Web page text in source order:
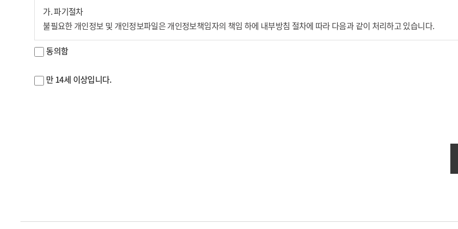
회는 회원이 등록한 정보가 부정한 것으로 처리할 수 있다.
③ 회원의 진정한 정보를 등록하지 않은 회원은 서비스 이용과 관련하여 아무런 권리를 주장할 수 없으며, 타인의 명의를 도용하여
령에 따라 처벌을 받을 수 있다.
제 7 조 (이용신청의 승낙과 제한)
가. 파기절차
불필요한 개인정보 및 개인정보파일은 개인정보책임자의 책임 하에 내부방침 절차에 따라 다음과 같이 처리하고 있습니다.
개인정보의 파기
개인정보파일의 파기
a. 이용자는 언제든지 등록되어 있는 자신의 개인정보를 조회하거나 수정할 수 있으며 가입해지를 요청할 수도 있습니다.
동의함
만 14세 이상입니다.